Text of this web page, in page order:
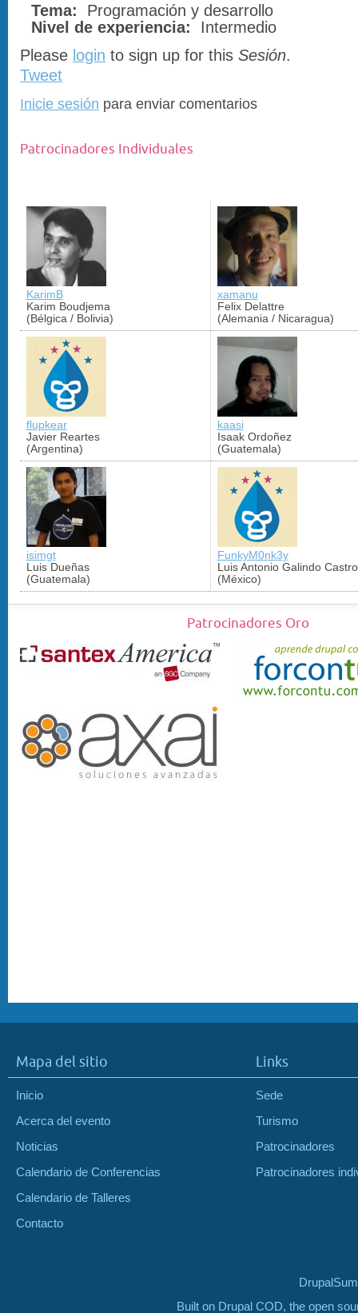
Tema:
Programación y desarrollo
Nivel de experiencia:
Intermedio
Please login to sign up for this Sesión.
Tweet
Inicie sesión para enviar comentarios
Patrocinadores Individuales
KarimB
Karim Boudjema
(Bélgica / Bolivia)
xamanu
Felix Delattre
(Alemania / Nicaragua)
flupkear
Javier Reartes
(Argentina)
kaasi
Isaak Ordoñez
(Guatemala)
isimgt
Luis Dueñas
(Guatemala)
FunkyM0nk3y
Luis Antonio Galindo Castro
(México)
Patrocinadores Oro
Mapa del sitio
Inicio
Acerca del evento
Noticias
Calendario de Conferencias
Calendario de Talleres
Contacto
Links
Sede
Turismo
Patrocinadores
Patrocinadores
Built on Drupal COD, the open